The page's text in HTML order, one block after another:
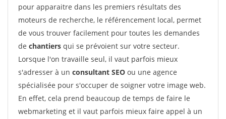
pour apparaitre dans les premiers résultats des
moteurs de recherche, le référencement local, permet
de vous trouver facilement pour toutes les demandes
de chantiers qui se prévoient sur votre secteur.
Lorsque l'on travaille seul, il vaut parfois mieux
s'adresser à un consultant SEO ou une agence
spécialisée pour s'occuper de soigner votre image web.
En effet, cela prend beaucoup de temps de faire le
webmarketing et il vaut parfois mieux faire appel à un